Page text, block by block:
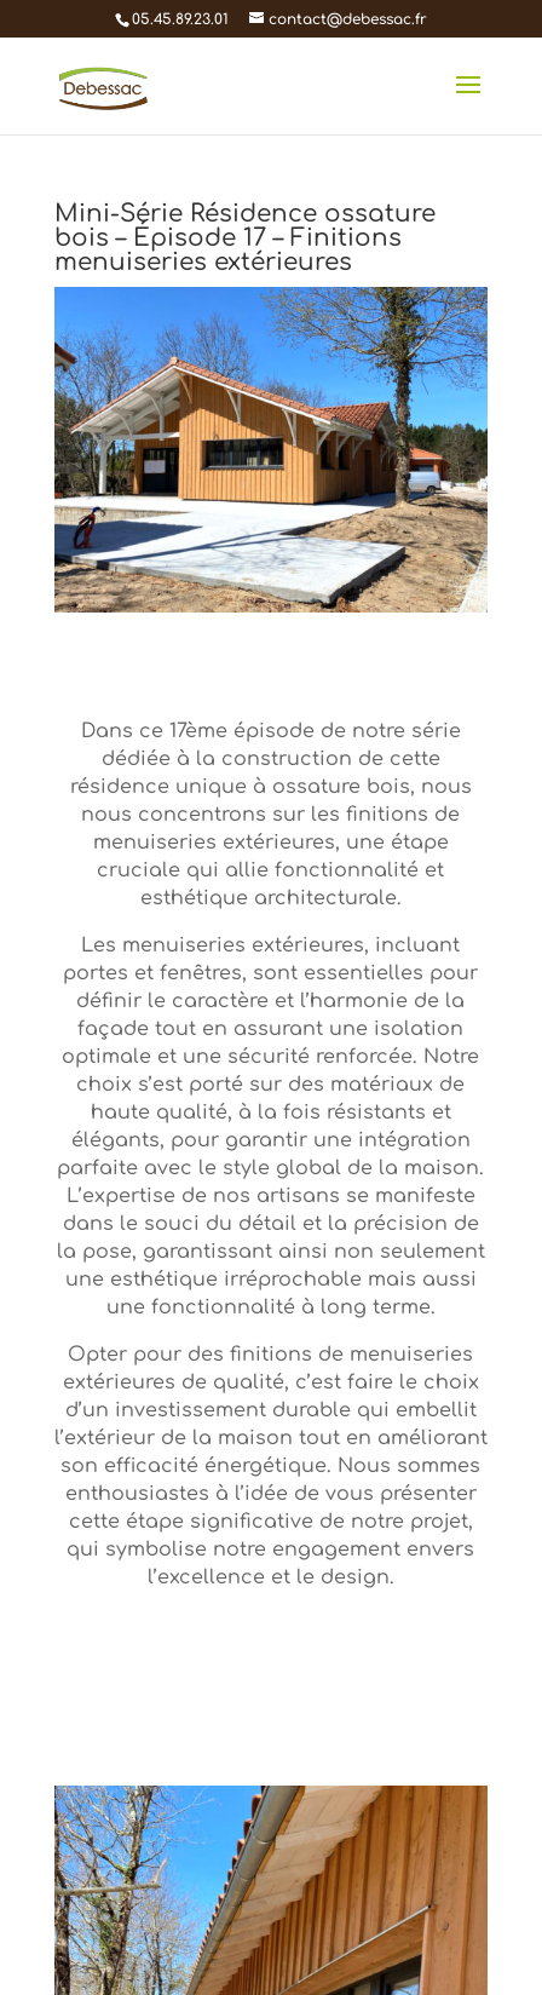
05.45.89.23.01 contact@debessac.fr
Mini-Série Résidence ossature
bois – Épisode 17 – Finitions
menuiseries extérieures
Dans ce 17ème épisode de notre série
dédiée à la construction de cette
résidence unique à ossature bois, nous
nous concentrons sur les finitions de
menuiseries extérieures, une étape
cruciale qui allie fonctionnalité et
esthétique architecturale.
Les menuiseries extérieures, incluant
portes et fenêtres, sont essentielles pour
définir le caractère et l’harmonie de la
façade tout en assurant une isolation
optimale et une sécurité renforcée. Notre
choix s’est porté sur des matériaux de
haute qualité, à la fois résistants et
élégants, pour garantir une intégration
parfaite avec le style global de la maison.
L’expertise de nos artisans se manifeste
dans le souci du détail et la précision de
la pose, garantissant ainsi non seulement
une esthétique irréprochable mais aussi
une fonctionnalité à long terme.
Opter pour des finitions de menuiseries
extérieures de qualité, c’est faire le choix
d’un investissement durable qui embellit
l’extérieur de la maison tout en améliorant
son efficacité énergétique. Nous sommes
enthousiastes à l’idée de vous présenter
cette étape significative de notre projet,
qui symbolise notre engagement envers
l’excellence et le design.